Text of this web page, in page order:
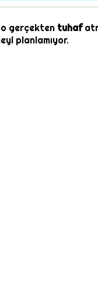
gerçekten tuhaf
planlamıyor.